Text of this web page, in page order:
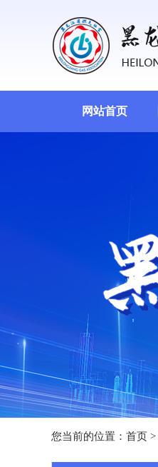
网站首页
您当前的位置： 首页 >